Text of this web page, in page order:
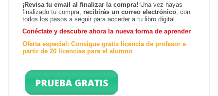
¡Revisa tu email al finalizar la compra! Una vez hayas
finalizado tu compra, recibirás un correo electrónico , con
todos los pasos a seguir para acceder a tu libro digital.
Conéctate y descubre ahora la nueva forma de aprender
Oferta especial: Consigue gratis licencia de profesor a
partir de 20 licencias para el alumno